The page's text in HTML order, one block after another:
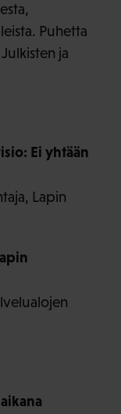
Puhetta
ja
Ei yhtään
Lapin